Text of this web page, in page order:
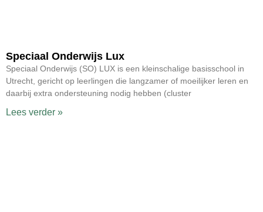
Speciaal Onderwijs Lux
Speciaal Onderwijs (SO) LUX is een kleinschalige basisschool in
Utrecht, gericht op leerlingen die langzamer of moeilijker leren en
daarbij extra ondersteuning nodig hebben (cluster
Lees verder »